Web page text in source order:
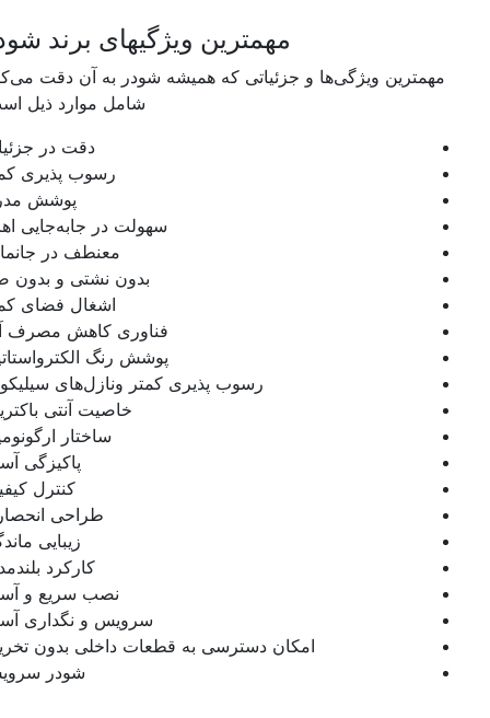
مهمترین ویژگیهای برند شودر
مهمترین ویژگی‌ها و جزئیاتی که همیشه شودر به آن دقت می‌کند،
شامل موارد ذیل است:
دقت در جزئیات
رسوب پذیری کمتر
پوشش مدرن
سهولت در جابه‌جایی اهرم
معنطف در جانمایی
بدون نشتی و بدون صدا
اشغال فضای کمتر
فناوری کاهش مصرف آب
پوشش رنگ الکترواستاتیک
رسوب پذیری کمتر ونازل‌های سیلیکونی
خاصیت آنتی باکتریال
ساختار ارگونومیک
پاکیزگی آسان
کنترل کیفیت
طراحی انحصاری
زیبایی ماندگار
کارکرد بلندمدت
نصب سریع و آسان
سرویس و نگداری آسان
امکان دسترسی به قطعات داخلی بدون تخریب
شودر سرویس